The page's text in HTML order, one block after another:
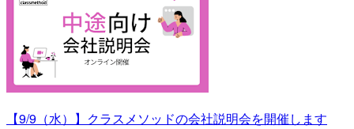
【9/9（水）】クラスメソッドの会社説明会を開催します